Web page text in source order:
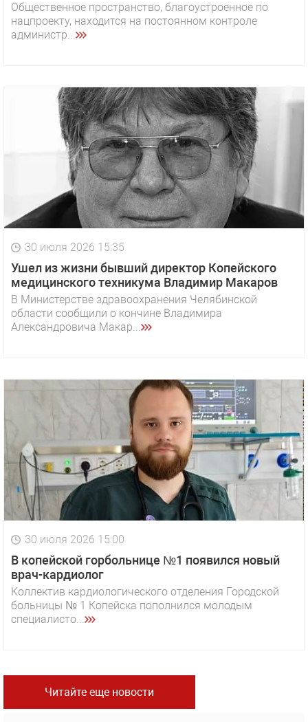
Общественное пространство, благоустроенное по
нацпроекту, находится на постоянном контроле
администр...
30 июля 2026 15:35
Ушел из жизни бывший директор Копейского
медицинского техникума Владимир Макаров
В Министерстве здравоохранения Челябинской
области сообщили о кончине Владимира
Александровича Макар...
30 июля 2026 15:00
В копейской горбольнице №1 появился новый
врач-кардиолог
Коллектив кардиологического отделения Городской
больницы № 1 Копейска пополнился молодым
специалисто...
Читайте еще новости